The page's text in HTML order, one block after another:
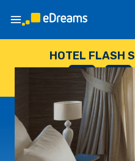
HOTEL FLASH
--
DIAS
: --
HORAS